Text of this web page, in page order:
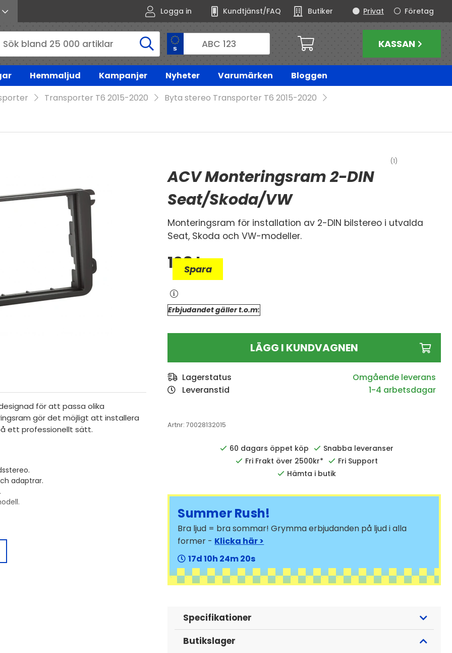
Logga in Kundtjänst/FAQ Butiker Företag
Privat
KASSAN
Hemmaljud Kampanjer Nyheter Varumärken
Bloggen
Transporter T6 2015-2020
Byta stereo Transporter T6 2015-2020
för att passa olika
gör det möjligt att installera
ett professionellt sätt.
adaptrar.
att byta ut dessa enheter mot en
kan även vara bra att ha bilspecifika
för en fullständig
(1)
ACV Monteringsram 2-DIN
Seat/Skoda/VW
Monteringsram för installation av 2-DIN bilstereo i utvalda
Seat, Skoda och VW-modeller.
198kr
Spara
Erbjudandet gäller t.o.m:
LÄGG I KUNDVAGNEN
Lagerstatus
Leveranstid
1-4 arbetsdagar
Artnr:70028132015
60 dagars öppet köp
Snabba leveranser
Fri Frakt över 2500kr*
Fri Support
Hämta i butik
Summer Rush!
Bra ljud = bra sommar! Grymma erbjudanden på ljud i alla
former - Klicka här >
17
10 24 18
Specifikationer
Butikslager